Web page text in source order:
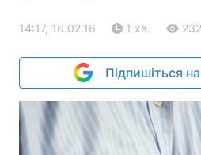
14:17, 16.02.16 1 хв. 232
Підпишіться